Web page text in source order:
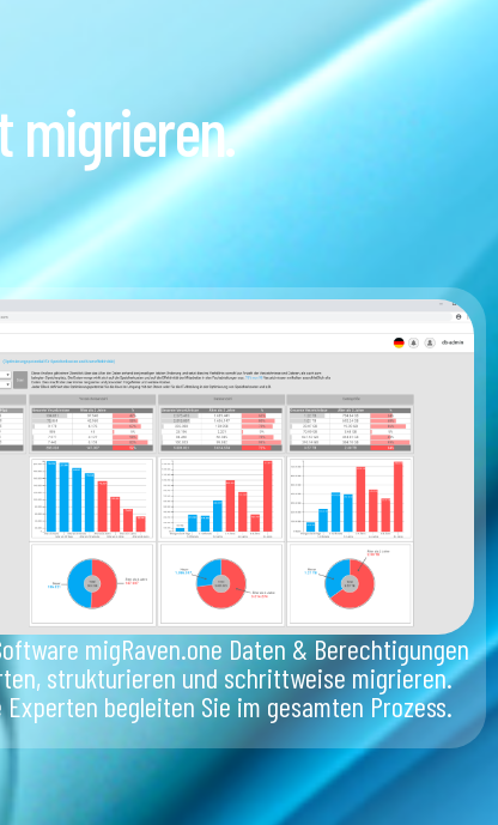
migrieren.
migRaven.one Daten & Berechtigungen
strukturieren und schrittweise migrieren.
Experten begleiten Sie im gesamten Prozess.